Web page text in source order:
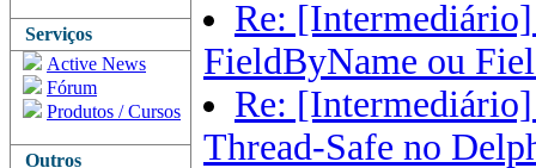
Serviços
Active News
Fórum
Produtos / Cursos
Outros
Re:
FieldByName ou
Re:
Thread-Safe no